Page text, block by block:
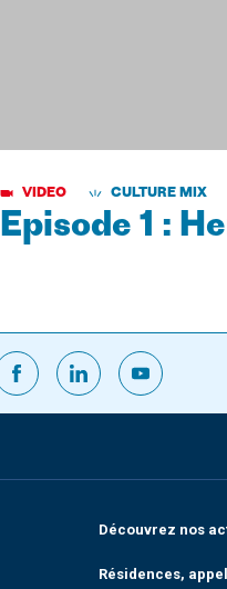
VIDEO CULTURE MIX
Episode 1 :
Découvrez nos
Résidences,